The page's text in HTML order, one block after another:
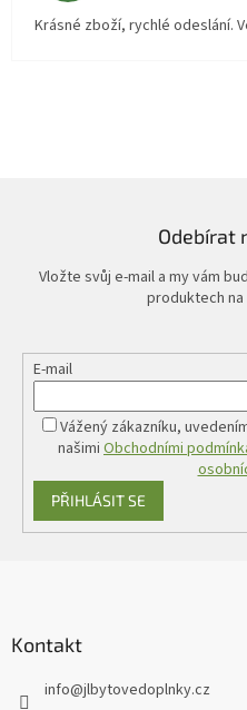
Krásné zboží, rychlé odeslání.
Odebírat
Vložte svůj e-mail a my vám
produktech na
E-mail
Vážený zákazníku,
našimi Obchodními
PŘIHLÁSIT SE
Kontakt
info@jlbytovedoplnky.cz